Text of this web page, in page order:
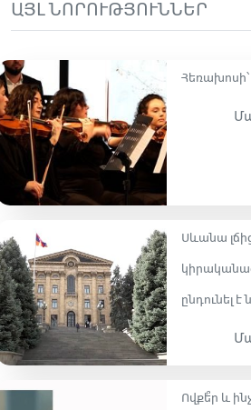
ԱՅԼ ՆՈՐՈՒԹՅՈՒՆՆԵՐ
Սևանա
ընդունել
Ովքե՞ր և